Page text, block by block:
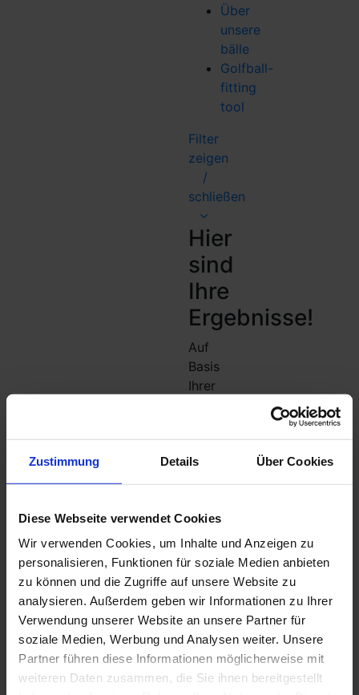
Zustimmung Details Über Cookies
Diese Webseite verwendet Cookies
Wir verwenden Cookies, um Inhalte und Anzeigen zu
personalisieren, Funktionen für soziale Medien anbieten
zu können und die Zugriffe auf unsere Website zu
analysieren. Außerdem geben wir Informationen zu Ihrer
Verwendung unserer Website an unsere Partner für
soziale Medien, Werbung und Analysen weiter. Unsere
Partner führen diese Informationen möglicherweise mit
weiteren Daten zusammen, die Sie ihnen bereitgestellt
Über
unsere
bälle
Golfball-
fitting
tool
Filter
zeigen
/
schließen
Hier
sind
Ihre
Ergebnisse!
Auf
Basis
Ihrer
wir
Golfbälle
gefunden,
Ihren
Anforderungen
entsprechen.
Sie
können
Ihre
Auswahl
anpassen,
indem